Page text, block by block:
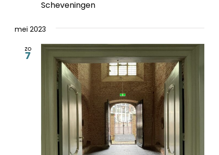
Scheveningen
mei 2023
zo
7